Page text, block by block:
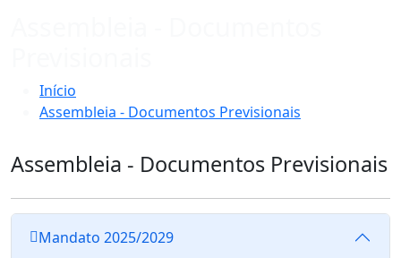
Início
Assembleia - Documentos Previsionais
Assembleia - Documentos Previsionais
Mandato 2025/2029